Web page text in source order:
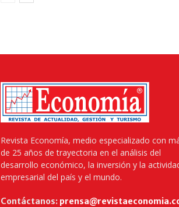
Revista Economía, medio especializado con
de 25 años de trayectoria en el análisis del
desarrollo económico, la inversión y la
empresarial del país y el mundo.
Contáctanos: